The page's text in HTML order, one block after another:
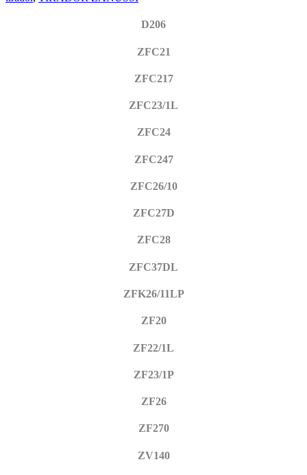
D206
ZFC21
ZFC217
ZFC23/1L
ZFC24
ZFC247
ZFC26/10
ZFC27D
ZFC28
ZFC37DL
ZFK26/11LP
ZF20
ZF22/1L
ZF23/1P
ZF26
ZF270
ZV140